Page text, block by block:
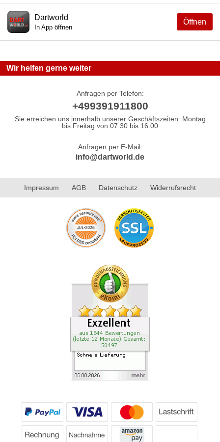
Öffnen
Dartworld
In App öffnen
Wir helfen gerne weiter
Anfragen per Telefon:
+499391911800
Sie erreichen uns innerhalb unserer Geschäftszeiten: Montag
bis Freitag von 07.30 bis 16.00
Anfragen per E-Mail:
info@dartworld.de
Impressum AGB Datenschutz Widerrufsrecht